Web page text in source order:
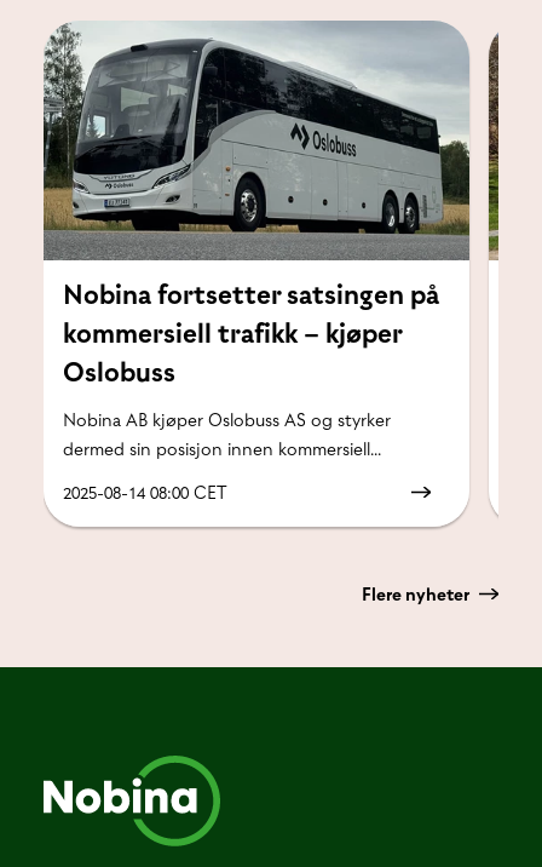
Nobina fortsetter satsingen på
kommersiell trafikk – kjøper
Oslobuss
Nobina AB kjøper Oslobuss AS og styrker
dermed sin posisjon innen kommersiell...
2025-08-14 08:00 CET
Flere nyheter